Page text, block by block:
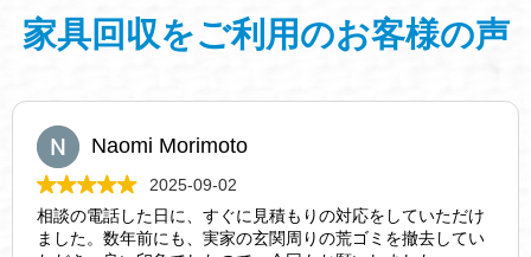
家具回収をご利用のお客様の声
Naomi Morimoto
2025-09-02
相談の電話した日に、すぐに見積もりの対応をしていただけ
ました。数年前にも、実家の玄関周りの荒ゴミを撤去してい